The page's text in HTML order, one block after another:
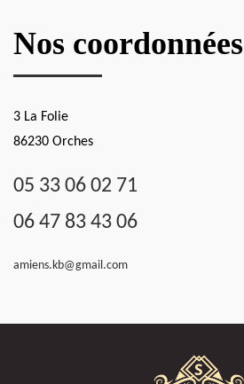
Nos coordonnées
3 La Folie
86230 Orches
05 33 06 02 71
06 47 83 43 06
amiens.kb@gmail.com